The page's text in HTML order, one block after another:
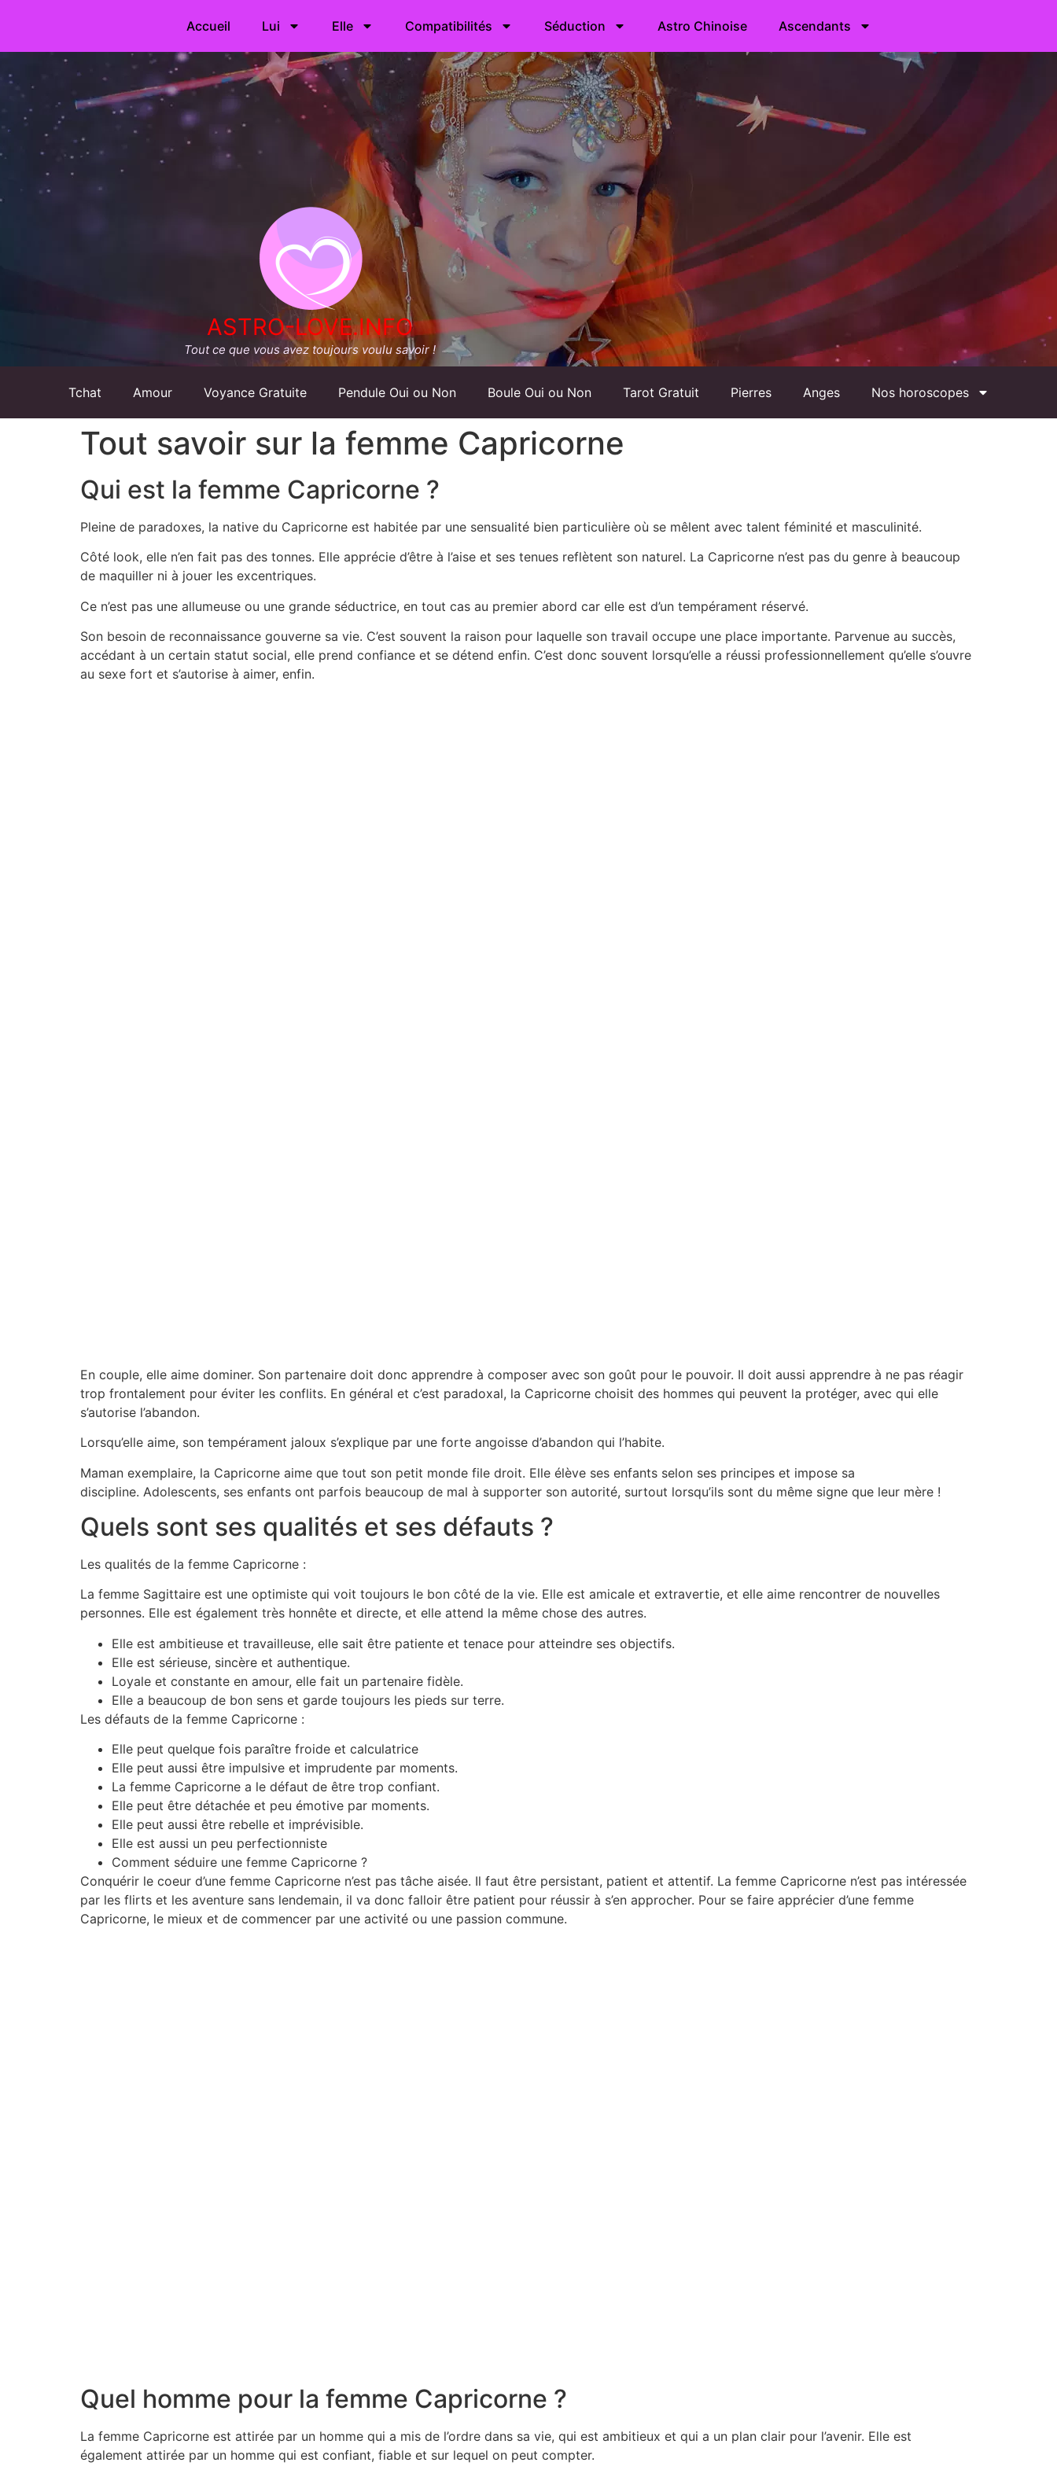
Accueil Lui Elle Compatibilités Séduction Astro Chinoise Ascendants
ASTRO-LOVE.INFO
Tout ce que vous avez toujours voulu savoir !
Tchat Amour Voyance Gratuite Pendule Oui ou Non Boule Oui ou Non Tarot Gratuit Pierres Anges Nos horoscopes
Tout savoir sur la femme Capricorne
Qui est la femme Capricorne ?
Pleine de paradoxes, la native du Capricorne est habitée par une sensualité bien particulière où se mêlent avec talent féminité et masculinité.
Côté look, elle n’en fait pas des tonnes. Elle apprécie d’être à l’aise et ses tenues reflètent son naturel. La Capricorne n’est pas du genre à beaucoup
de maquiller ni à jouer les excentriques.
Ce n’est pas une allumeuse ou une grande séductrice, en tout cas au premier abord car elle est d’un tempérament réservé.
Son besoin de reconnaissance gouverne sa vie. C’est souvent la raison pour laquelle son travail occupe une place importante. Parvenue au succès,
accédant à un certain statut social, elle prend confiance et se détend enfin. C’est donc souvent lorsqu’elle a réussi professionnellement qu’elle s’ouvre
au sexe fort et s’autorise à aimer, enfin.
En couple, elle aime dominer. Son partenaire doit donc apprendre à composer avec son goût pour le pouvoir. Il doit aussi apprendre à ne pas réagir
trop frontalement pour éviter les conflits. En général et c’est paradoxal, la Capricorne choisit des hommes qui peuvent la protéger, avec qui elle
s’autorise l’abandon.
Lorsqu’elle aime, son tempérament jaloux s’explique par une forte angoisse d’abandon qui l’habite.
Maman exemplaire, la Capricorne aime que tout son petit monde file droit. Elle élève ses enfants selon ses principes et impose sa
discipline. Adolescents, ses enfants ont parfois beaucoup de mal à supporter son autorité, surtout lorsqu’ils sont du même signe que leur mère !
Quels sont ses qualités et ses défauts ?
Les qualités de la femme Capricorne :
La femme Sagittaire est une optimiste qui voit toujours le bon côté de la vie. Elle est amicale et extravertie, et elle aime rencontrer de nouvelles
personnes. Elle est également très honnête et directe, et elle attend la même chose des autres.
Elle est ambitieuse et travailleuse, elle sait être patiente et tenace pour atteindre ses objectifs.
Elle est sérieuse, sincère et authentique.
Loyale et constante en amour, elle fait un partenaire fidèle.
Elle a beaucoup de bon sens et garde toujours les pieds sur terre.
Les défauts de la femme Capricorne :
Elle peut quelque fois paraître froide et calculatrice
Elle peut aussi être impulsive et imprudente par moments.
La femme Capricorne a le défaut de être trop confiant.
Elle peut être détachée et peu émotive par moments.
Elle peut aussi être rebelle et imprévisible.
Elle est aussi un peu perfectionniste
Comment séduire une femme Capricorne ?
Conquérir le coeur d’une femme Capricorne n’est pas tâche aisée. Il faut être persistant, patient et attentif. La femme Capricorne n’est pas intéressée
par les flirts et les aventure sans lendemain, il va donc falloir être patient pour réussir à s’en approcher. Pour se faire apprécier d’une femme
Capricorne, le mieux et de commencer par une activité ou une passion commune.
Quel homme pour la femme Capricorne ?
La femme Capricorne est attirée par un homme qui a mis de l’ordre dans sa vie, qui est ambitieux et qui a un plan clair pour l’avenir. Elle est
également attirée par un homme qui est confiant, fiable et sur lequel on peut compter.